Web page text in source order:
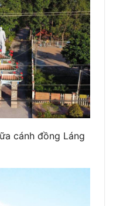
cánh đồng Láng